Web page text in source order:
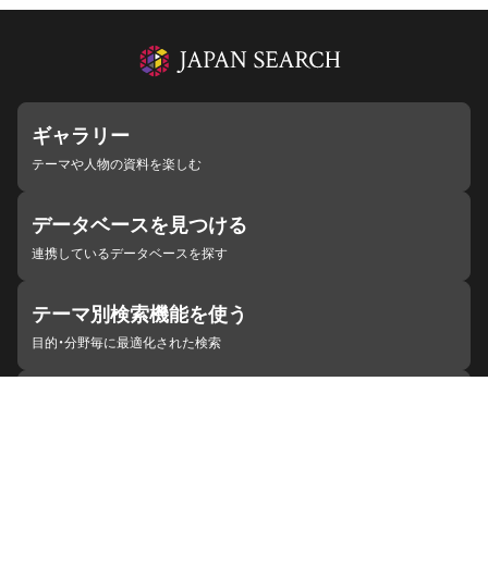
ギャラリー
テーマや人物の資料を楽しむ
データベースを見つける
連携しているデータベースを探す
テーマ別検索機能を使う
目的・分野毎に最適化された検索